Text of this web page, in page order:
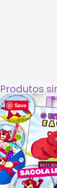
Produtos
Save